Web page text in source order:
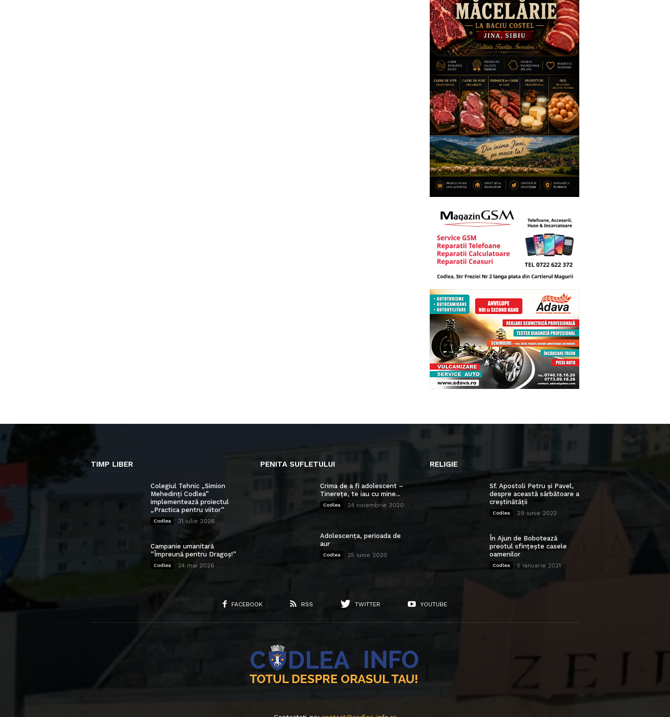
TIMP LIBER
Colegiul Tehnic „Simion
Mehedinți Codlea”
implementează proiectul
„Practica pentru viitor”
Codlea 31 iulie 2026
Campanie umanitară
”Împreună pentru Dragoș!”
Codlea 24 mai 2026
PENITA SUFLETULUI
Crima de a fi adolescent –
Tinerețe, te iau cu mine...
Codlea 24 noiembrie 2020
Adolescența, perioada de
aur
Codlea 25 iunie 2020
RELIGIE
Sf. Apostoli Petru și Pavel,
despre această sărbătoare a
creștinătății
Codlea 29 iunie 2022
În Ajun de Bobotează
preotul sfințește casele
oamenilor
Codlea 5 ianuarie 2021
FACEBOOK RSS TWITTER YOUTUBE